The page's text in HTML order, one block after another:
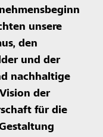
unsere
den
und der
nachhaltige
der
für die